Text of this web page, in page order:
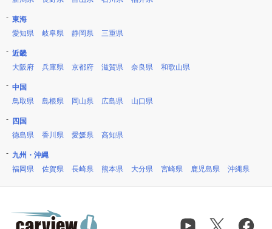
東海
愛知県
岐阜県 静岡県 三重県
近畿
大阪府
兵庫県 京都府 滋賀県 奈良県 和歌山県
中国
鳥取県
島根県 岡山県 広島県 山口県
四国
徳島県
香川県 愛媛県 高知県
九州・沖縄
福岡県
佐賀県 長崎県 熊本県 大分県 宮崎県 鹿児島県 沖縄県